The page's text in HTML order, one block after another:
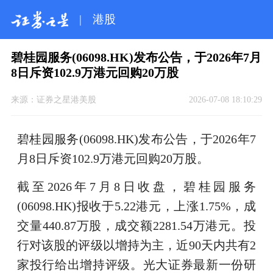
| 港股
碧桂园服务(06098.HK)发布公告，于2026年7月
8日斥资102.9万港元回购20万股
来源： 证券之星港美股 2026-07-08 18:10:29
碧桂园服务(06098.HK)发布公告，于2026年7
月8日斥资102.9万港元回购20万股。
截至2026年7月8日收盘，碧桂园服务
(06098.HK)报收于5.22港元，上涨1.75%，成
交量440.87万股，成交额2281.54万港元。投
行对该股的评级以增持为主，近90天内共有2
家投行给出增持评级。光大证券最新一份研